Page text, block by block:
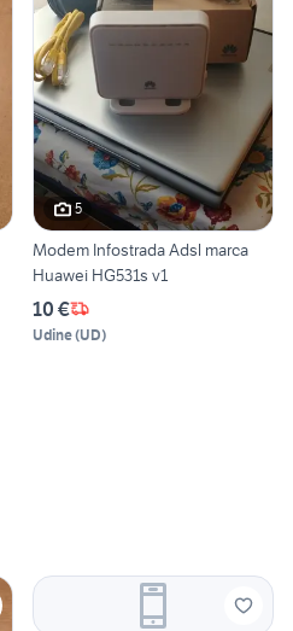
5
Modem Infostrada Adsl marca
Huawei HG531s v1
10 €
Udine(UD)